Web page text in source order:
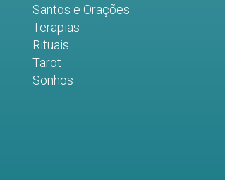
Santos e Orações
Terapias
Rituais
Tarot
Sonhos